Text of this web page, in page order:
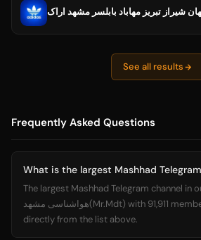
See all results
Frequently Asked Questions
What is the largest Mashhad
The largest Mashhad Telegram channel in
هواشناسی مشهد(Mr.Mdt) with 91,911 members. You can join it
directly from the list above.